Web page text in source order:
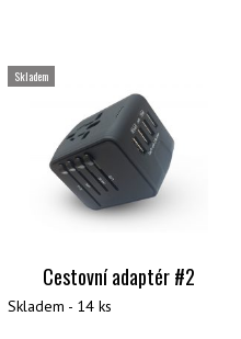
Skladem
Cestovní adaptér #2
Skladem - 14 ks